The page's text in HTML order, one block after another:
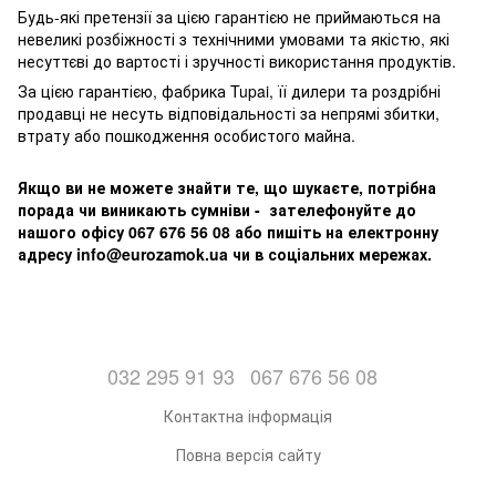
Будь-які претензії за цією гарантією не приймаються на
невеликі розбіжності з технічними умовами та якістю, які
несуттєві до вартості і зручності використання продуктів.
За цією гарантією, фабрика Tupai, її дилери та роздрібні
продавці не несуть відповідальності за непрямі збитки,
втрату або пошкодження особистого майна.
Якщо ви не можете знайти те, що шукаєте, потрібна
порада чи виникають сумніви - зателефонуйте до
нашого офісу 067 676 56 08 або пишіть на електронну
адресу info@eurozamok.ua чи в соціальних мережах.
032 295 91 93 067 676 56 08
Контактна інформація
Повна версія сайту